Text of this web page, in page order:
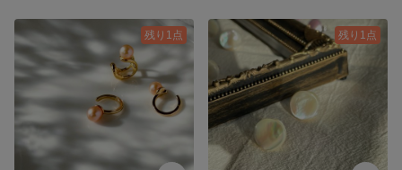
残り1点 残り1点